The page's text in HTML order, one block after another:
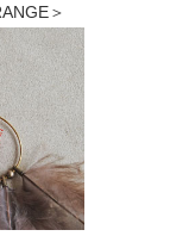
＞